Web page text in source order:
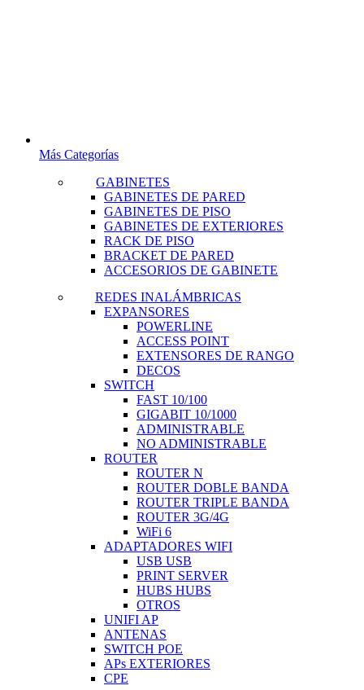
Más Categorías
GABINETES
GABINETES DE PARED
GABINETES DE PISO
GABINETES DE EXTERIORES
RACK DE PISO
BRACKET DE PARED
ACCESORIOS DE GABINETE
REDES INALÁMBRICAS
EXPANSORES
POWERLINE
ACCESS POINT
EXTENSORES DE RANGO
DECOS
SWITCH
FAST 10/100
GIGABIT 10/1000
ADMINISTRABLE
NO ADMINISTRABLE
ROUTER
ROUTER N
ROUTER DOBLE BANDA
ROUTER TRIPLE BANDA
ROUTER 3G/4G
WiFi 6
ADAPTADORES WIFI
USB USB
PRINT SERVER
HUBS HUBS
OTROS
UNIFI AP
ANTENAS
SWITCH POE
APs EXTERIORES
CPE